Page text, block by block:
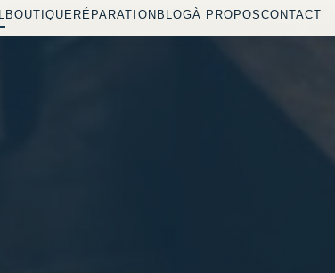
BOUTIQUE RÉPARATION BLOGÀ PROPOSCONTACT